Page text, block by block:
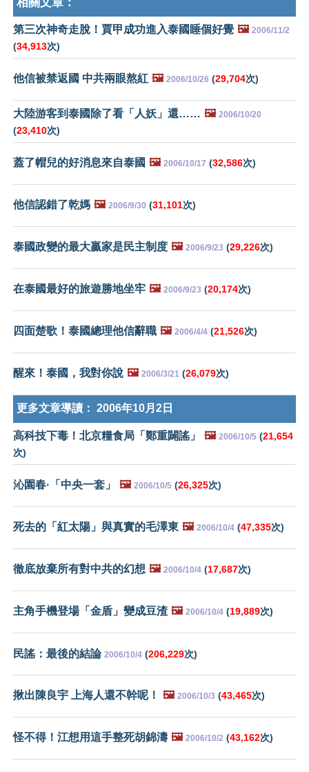
第三次神奇走脫！賈甲成功進入泰國睡個好覺 🖼️ 2006/11/2
(34,913次)
他信被禁返國 中共兩眼熬紅 🖼️ 2006/10/26 (29,704次)
大陸游客到泰國除了看「人妖」還…… 🖼️ 2006/10/20
(23,410次)
蓋了帽兒的好消息來自泰國 🖼️ 2006/10/17 (32,586次)
他信認錯了乾媽 🖼️ 2006/9/30 (31,101次)
泰國政變的最大贏家是民主制度 🖼️ 2006/9/23 (29,226次)
在泰國最好的旅遊勝地坐牢 🖼️ 2006/9/23 (20,174次)
四面楚歌！泰國總理他信辭職 🖼️ 2006/4/4 (21,526次)
醒來！泰國，我對你說 🖼️ 2006/3/21 (26,079次)
更多文章導讀： 2006年10月2日
高科技下毒！北京糧食局「鄭重闢謠」 🖼️ 2006/10/5 (21,654
次)
沁園春·「中央一套」 🖼️ 2006/10/5 (26,325次)
死去的「紅太陽」與真實的毛澤東 🖼️ 2006/10/4 (47,335次)
徹底放棄所有對中共的幻想 🖼️ 2006/10/4 (17,687次)
主角手機登場「金盾」變成豆渣 🖼️ 2006/10/4 (19,889次)
民謠：最後的結論 2006/10/4 (206,229次)
揪出陳良宇 上海人還不幹呢！ 🖼️ 2006/10/3 (43,465次)
怪不得！江想用這手整死胡錦濤 🖼️ 2006/10/2 (43,162次)